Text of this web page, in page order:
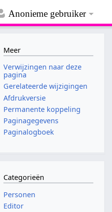
Anonieme gebruiker
Meer
Verwijzingen naar deze
pagina
Gerelateerde wijzigingen
Afdrukversie
Permanente koppeling
Paginagegevens
Paginalogboek
Categorieën
Personen
Editor